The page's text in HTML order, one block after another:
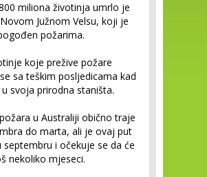
miliona životinja umrlo je
Južnom Velsu, koji je
požarima.
koje prežive požare
sa teškim posljedicama kad
svoja prirodna staništa.
u Australiji obično traje
do marta, ali je ovaj put
septembru i očekuje se da će
nekoliko mjeseci.